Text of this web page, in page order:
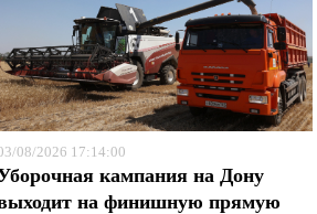
08/2026 17:14:00
кампания на Дону
на финишную прямую